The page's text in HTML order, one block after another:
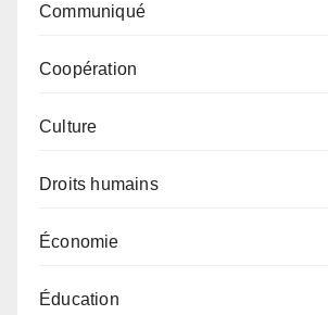
Communiqué
Coopération
Culture
Droits humains
Économie
Éducation